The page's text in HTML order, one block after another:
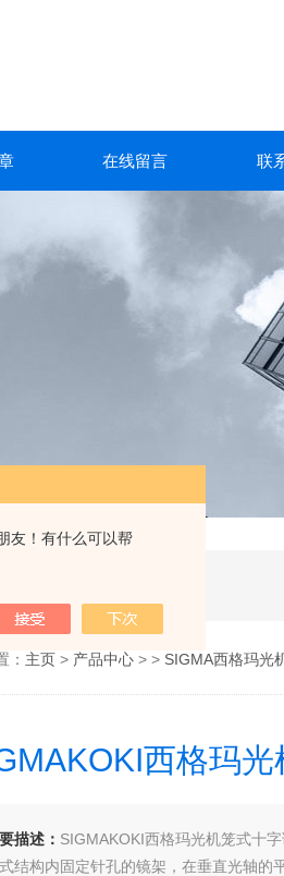
友！有什么可以帮
在线留言 联
： 主页> 产品中心> > SIGMA西格玛光
西格玛
描述： SIGMAKOKI西格玛光机笼式十
结构内固定针孔的镜架，在垂直光轴的